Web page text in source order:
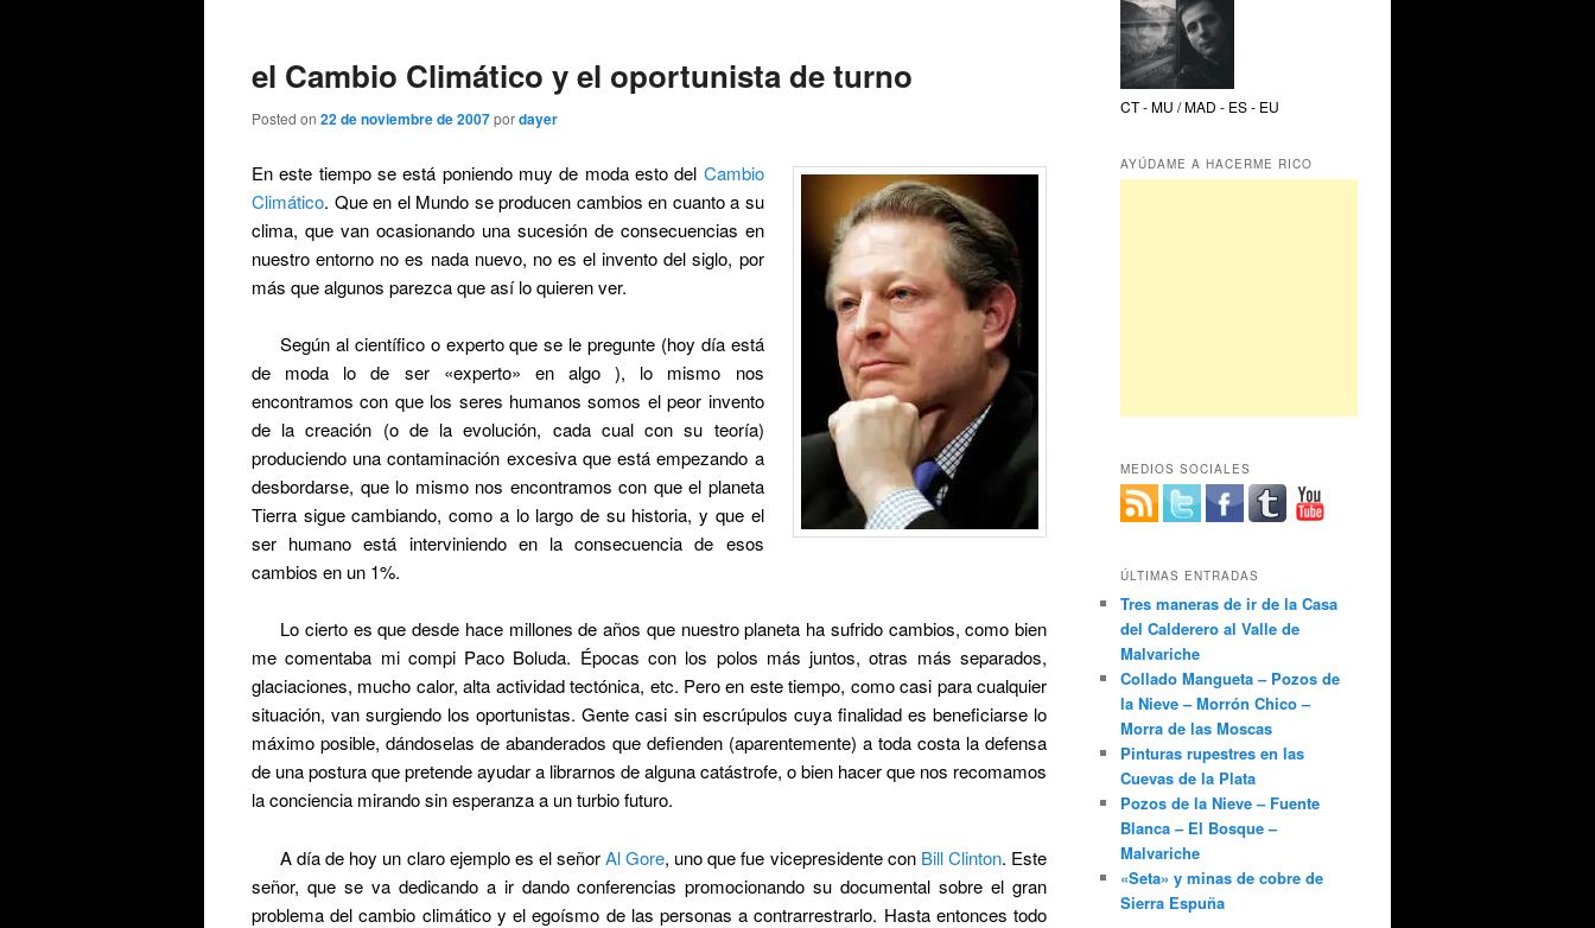
el Cambio Climático y el oportunista de turno
Posted on 22 de noviembre de 2007pordayer
En este tiempo se está poniendo muy de moda esto del Cambio
Climático. Que en el Mundo se producen cambios en cuanto a su
clima, que van ocasionando una sucesión de consecuencias en
nuestro entorno no es nada nuevo, no es el invento del siglo, por
más que algunos parezca que así lo quieren ver.
Según al científico o experto que se le pregunte (hoy día está
de moda lo de ser «experto» en algo ), lo mismo nos
encontramos con que los seres humanos somos el peor invento
de la creación (o de la evolución, cada cual con su teoría)
produciendo una contaminación excesiva que está empezando a
desbordarse, que lo mismo nos encontramos con que el planeta
Tierra sigue cambiando, como a lo largo de su historia, y que el
ser humano está interviniendo en la consecuencia de esos
cambios en un 1%.
Lo cierto es que desde hace millones de años que nuestro planeta ha sufrido cambios, como bien
me comentaba mi compi Paco Boluda. Épocas con los polos más juntos, otras más separados,
glaciaciones, mucho calor, alta actividad tectónica, etc. Pero en este tiempo, como casi para cualquier
situación, van surgiendo los oportunistas. Gente casi sin escrúpulos cuya finalidad es beneficiarse lo
máximo posible, dándoselas de abanderados que defienden (aparentemente) a toda costa la defensa
de una postura que pretende ayudar a librarnos de alguna catástrofe, o bien hacer que nos recomamos
la conciencia mirando sin esperanza a un turbio futuro.
A día de hoy un claro ejemplo es el señorAl Gore, uno que fue vicepresidente con Bill Clinton. Este
señor, que se va dedicando a ir dando conferencias promocionando su documental sobre el gran
problema del cambio climático y el egoísmo de las personas a contrarrestrarlo. Hasta entonces todo
CT - MU / MAD - ES - EU
AYÚDAME A HACERME RICO
MEDIOS SOCIALES
ÚLTIMAS ENTRADAS
Tres maneras de ir de la Casa
del Calderero al Valle de
Malvariche
Collado Mangueta – Pozos de
la Nieve – Morrón Chico –
Morra de las Moscas
Pinturas rupestres en las
Cuevas de la Plata
Pozos de la Nieve – Fuente
Blanca – El Bosque –
Malvariche
«Seta» y minas de cobre de
Sierra Espuña